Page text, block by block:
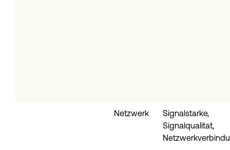
Netzwerk
Signalstärke,
Signalqualität,